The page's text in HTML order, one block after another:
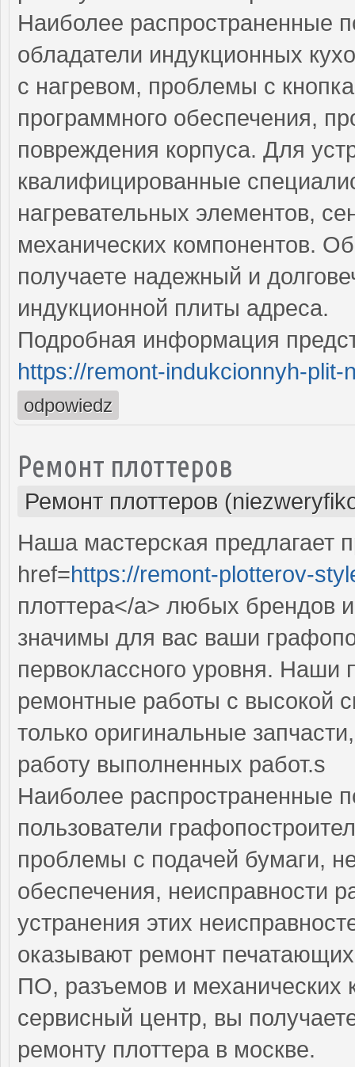
Наиболее распространенные
обладатели индукционных
с нагревом, проблемы с
программного обеспечения,
повреждения корпуса. Для
квалифицированные
нагревательных элементов,
механических компонентов.
получаете надежный и
индукционной плиты адреса.
Подробная информация
https://remont-indukcionnyh-plit-
odpowiedz
Ремонт плоттеров
Ремонт плоттеров
Наша мастерская предлагает
href=https://remont-plotterov-
плоттера</a> любых брендов
значимы для вас ваши
первоклассного уровня. Наши
ремонтные работы с высокой
только оригинальные
работу выполненных работ.s
Наиболее распространенные
пользователи
проблемы с подачей бумаги,
обеспечения, неисправности
устранения этих
оказывают ремонт
ПО, разъемов и
сервисный центр, вы
ремонту плоттера в москве.